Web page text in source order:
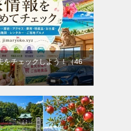
をチェックしよう！（46